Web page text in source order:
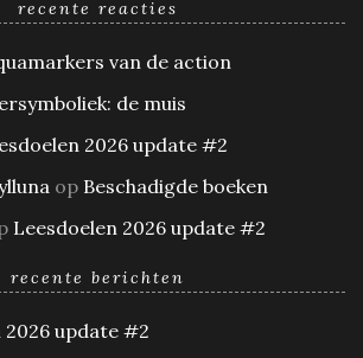
recente reacties
van de action
de muis
2026 update #2
op Beschadigde boeken
Leesdoelen 2026 update #2
recente berichten
2026 update #2